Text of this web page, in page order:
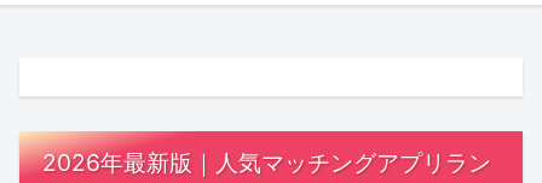
2026年最新版｜人気マッチングアプリラン